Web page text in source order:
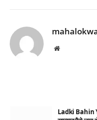
Website
Ladki Bahin